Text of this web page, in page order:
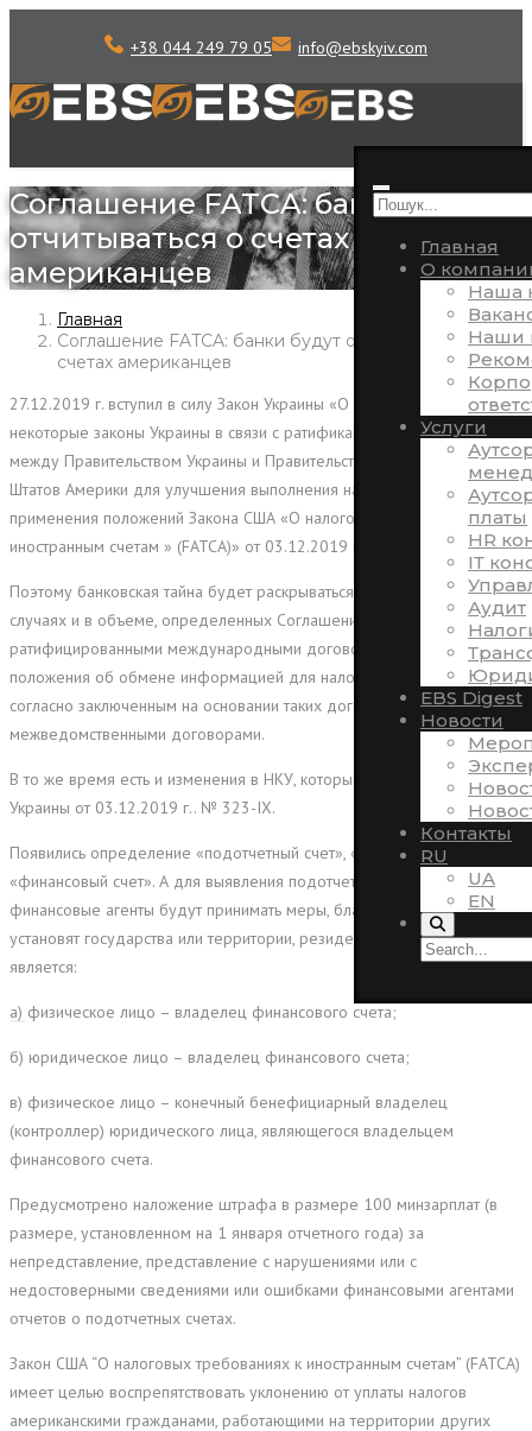
+38 044 249 79 05 info@ebskyiv.com
Главная
О
Наша
Наши
Услуги
платы
HR
ІТ
Аудит
EBS Digest
Новости
Контакты
RU
UA
EN
Соглашение FATCA: банки будут
отчитываться о счетах
американцев
Главная
Соглашение FATCA: банки будут отчитываться о
счетах американцев
27.12.2019 г. вступил в силу Закон Украины «О внесении изменений в
некоторые законы Украины в связи с ратификацией Соглашения
между Правительством Украины и Правительством Соединенных
Штатов Америки для улучшения выполнения налоговых правил и
применения положений Закона США «О налоговых требованиях к
иностранным счетам » (FATCA)» от 03.12.2019 г.. № 322-IX.
Поэтому банковская тайна будет раскрываться налоговикам в
случаях и в объеме, определенных Соглашением FATCA и другими
ратифицированными международными договорами, содержащими
положения об обмене информацией для налоговых целей, или
согласно заключенным на основании таких договоров
межведомственными договорами.
В то же время есть и изменения в НКУ, которые вносит Закон
Украины от 03.12.2019 г.. № 323-IX.
Появились определение «подотчетный счет», «финансовый агент»,
«финансовый счет». А для выявления подотчетных счетов
финансовые агенты будут принимать меры, благодаря которым
установят государства или территории, резидентом которой
является:
а) физическое лицо – владелец финансового счета;
б) юридическое лицо – владелец финансового счета;
в) физическое лицо – конечный бенефициарный владелец
(контроллер) юридического лица, являющегося владельцем
финансового счета.
Предусмотрено наложение штрафа в размере 100 минзарплат (в
размере, установленном на 1 января отчетного года) за
непредставление, представление с нарушениями или с
недостоверными сведениями или ошибками финансовыми агентами
отчетов о подотчетных счетах.
Закон США “О налоговых требованиях к иностранным счетам” (FATCA)
имеет целью воспрепятствовать уклонению от уплаты налогов
американскими гражданами, работающими на территории других